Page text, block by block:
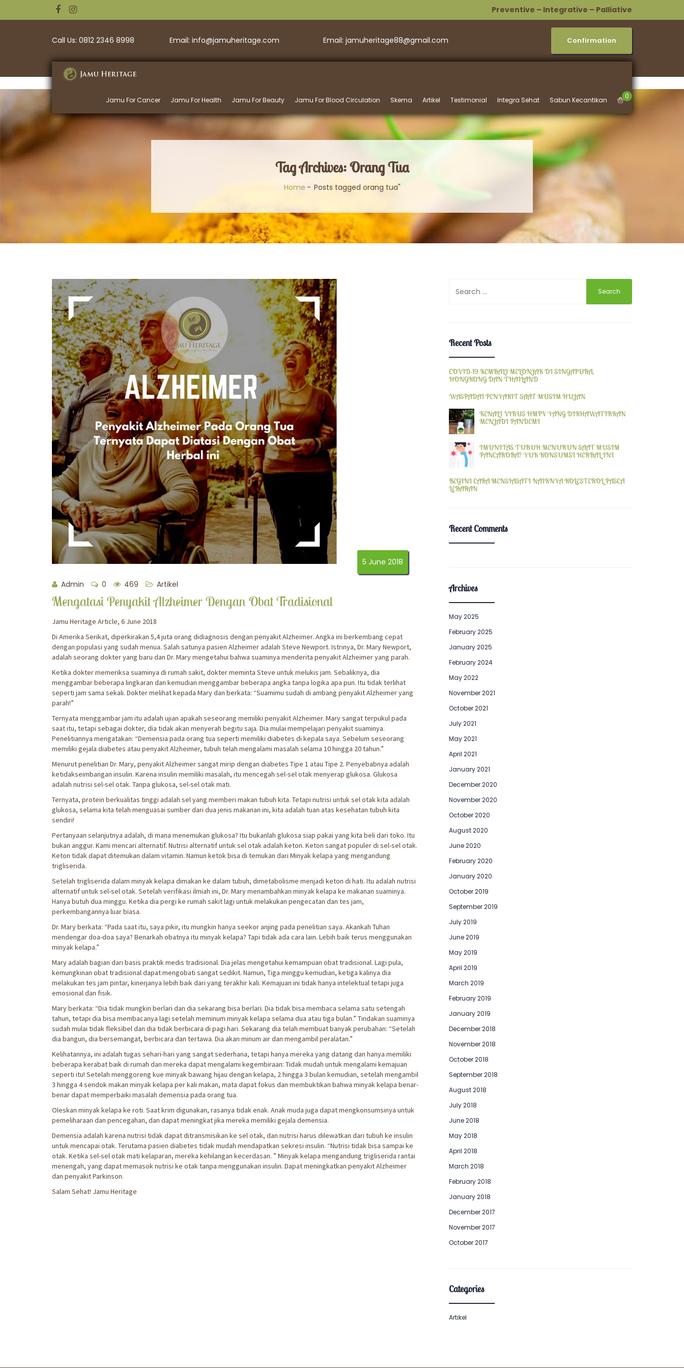
Preventive – Integrative – Palliative
Call Us: 0812 2346 8998 Email: info@jamuheritage.com Email: jamuheritage88@gmail.com Confirmation
0
Jamu For Cancer Jamu For Health Jamu For Beauty Jamu For Blood Circulation Skema Artikel Testimonial Integra Sehat Sabun Kecantikan
Tag Archives: Orang Tua
Home Posts tagged orang tua"
5 June 2018
Admin 0 469 Artikel
Mengatasi Penyakit Alzheimer Dengan Obat Tradisional
Jamu Heritage Article, 6 June 2018
Di Amerika Serikat, diperkirakan 5,4 juta orang didiagnosis dengan penyakit Alzheimer. Angka ini berkembang cepat
dengan populasi yang sudah menua. Salah satunya pasien Alzheimer adalah Steve Newport. Istrinya, Dr. Mary Newport,
adalah seorang dokter yang baru dan Dr. Mary mengetahui bahwa suaminya menderita penyakit Alzheimer yang parah.
Ketika dokter memeriksa suaminya di rumah sakit, dokter meminta Steve untuk melukis jam. Sebaliknya, dia
menggambar beberapa lingkaran dan kemudian menggambar beberapa angka tanpa logika apa pun. Itu tidak terlihat
seperti jam sama sekali. Dokter melihat kepada Mary dan berkata: “Suamimu sudah di ambang penyakit Alzheimer yang
parah!”
Ternyata menggambar jam itu adalah ujian apakah seseorang memiliki penyakit Alzheimer. Mary sangat terpukul pada
saat itu, tetapi sebagai dokter, dia tidak akan menyerah begitu saja. Dia mulai mempelajari penyakit suaminya.
Penelitiannya mengatakan: “Demensia pada orang tua seperti memiliki diabetes di kepala saya. Sebelum seseorang
memiliki gejala diabetes atau penyakit Alzheimer, tubuh telah mengalami masalah selama 10 hingga 20 tahun.”
Menurut penelitian Dr. Mary, penyakit Alzheimer sangat mirip dengan diabetes Tipe 1 atau Tipe 2. Penyebabnya adalah
ketidakseimbangan insulin. Karena insulin memiliki masalah, itu mencegah sel-sel otak menyerap glukosa. Glukosa
adalah nutrisi sel-sel otak. Tanpa glukosa, sel-sel otak mati.
Ternyata, protein berkualitas tinggi adalah sel yang memberi makan tubuh kita. Tetapi nutrisi untuk sel otak kita adalah
glukosa, selama kita telah menguasai sumber dari dua jenis makanan ini, kita adalah tuan atas kesehatan tubuh kita
sendiri!
Pertanyaan selanjutnya adalah, di mana menemukan glukosa? Itu bukanlah glukosa siap pakai yang kita beli dari toko. Itu
bukan anggur. Kami mencari alternatif. Nutrisi alternatif untuk sel otak adalah keton. Keton sangat populer di sel-sel otak.
Keton tidak dapat ditemukan dalam vitamin. Namun ketok bisa di temukan dari Minyak kelapa yang mengandung
trigliserida.
Setelah trigliserida dalam minyak kelapa dimakan ke dalam tubuh, dimetabolisme menjadi keton di hati. Itu adalah nutrisi
alternatif untuk sel-sel otak. Setelah verifikasi ilmiah ini, Dr. Mary menambahkan minyak kelapa ke makanan suaminya.
Hanya butuh dua minggu. Ketika dia pergi ke rumah sakit lagi untuk melakukan pengecatan dan tes jam,
perkembangannya luar biasa.
Dr. Mary berkata: “Pada saat itu, saya pikir, itu mungkin hanya seekor anjing pada penelitian saya. Akankah Tuhan
mendengar doa-doa saya? Benarkah obatnya itu minyak kelapa? Tapi tidak ada cara lain. Lebih baik terus menggunakan
minyak kelapa.”
Mary adalah bagian dari basis praktik medis tradisional. Dia jelas mengetahui kemampuan obat tradisional. Lagi pula,
kemungkinan obat tradisional dapat mengobati sangat sedikit. Namun, Tiga minggu kemudian, ketiga kalinya dia
melakukan tes jam pintar, kinerjanya lebih baik dari yang terakhir kali. Kemajuan ini tidak hanya intelektual tetapi juga
emosional dan fisik.
Mary berkata: “Dia tidak mungkin berlari dan dia sekarang bisa berlari. Dia tidak bisa membaca selama satu setengah
tahun, tetapi dia bisa membacanya lagi setelah meminum minyak kelapa selama dua atau tiga bulan.” Tindakan suaminya
sudah mulai tidak fleksibel dan dia tidak berbicara di pagi hari. Sekarang dia telah membuat banyak perubahan: “Setelah
dia bangun, dia bersemangat, berbicara dan tertawa. Dia akan minum air dan mengambil peralatan.”
Kelihatannya, ini adalah tugas sehari-hari yang sangat sederhana, tetapi hanya mereka yang datang dan hanya memiliki
beberapa kerabat baik di rumah dan mereka dapat mengalami kegembiraan: Tidak mudah untuk mengalami kemajuan
seperti itu! Setelah menggoreng kue minyak bawang hijau dengan kelapa, 2 hingga 3 bulan kemudian, setelah mengambil
3 hingga 4 sendok makan minyak kelapa per kali makan, mata dapat fokus dan membuktikan bahwa minyak kelapa benar-
benar dapat memperbaiki masalah demensia pada orang tua.
Oleskan minyak kelapa ke roti. Saat krim digunakan, rasanya tidak enak. Anak muda juga dapat mengkonsumsinya untuk
pemeliharaan dan pencegahan, dan dapat meningkat jika mereka memiliki gejala demensia.
Demensia adalah karena nutrisi tidak dapat ditransmisikan ke sel otak, dan nutrisi harus dilewatkan dari tubuh ke insulin
untuk mencapai otak. Terutama pasien diabetes tidak mudah mendapatkan sekresi insulin. “Nutrisi tidak bisa sampai ke
otak. Ketika sel-sel otak mati kelaparan, mereka kehilangan kecerdasan. ” Minyak kelapa mengandung trigliserida rantai
menengah, yang dapat memasok nutrisi ke otak tanpa menggunakan insulin. Dapat meningkatkan penyakit Alzheimer
dan penyakit Parkinson.
Salam Sehat! Jamu Heritage
for:
Recent Posts
COVID-19 KEMBALI MELONJAK DI SINGAPURA,
HONGKONG DAN THAILAND
WASPADAI PENYAKIT SAAT MUSIM HUJAN
KENALI VIRUS HMPV YANG DIKHAWATIRKAN
MENJADI PANDEMI
IMUNITAS TUBUH MENURUN SAAT MUSIM
PANCAROBA? YUK KONSUMSI HERBAL INI
BEGINI CARA MENSIASATI NAIKNYA KOLESTEROL PASCA
LEBARAN
Recent Comments
Archives
May 2025
February 2025
January 2025
February 2024
May 2022
November 2021
October 2021
July 2021
May 2021
April 2021
January 2021
December 2020
November 2020
October 2020
August 2020
June 2020
February 2020
January 2020
October 2019
September 2019
July 2019
June 2019
May 2019
April 2019
March 2019
February 2019
January 2019
December 2018
November 2018
October 2018
September 2018
August 2018
July 2018
June 2018
May 2018
April 2018
March 2018
February 2018
January 2018
December 2017
November 2017
October 2017
Categories
Artikel